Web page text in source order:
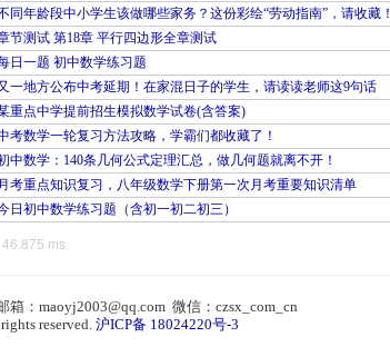
同年龄段中小学生该做哪些家务？这份彩绘“劳动指南”，请收藏！
节测试 第18章 平行四边形全章测试
日一题 初中数学练习题
一地方公布中考延期！在家混日子的学生，请读读老师这9句话
重点中学提前招生模拟数学试卷(含答案)
考数学一轮复习方法攻略，学霸们都收藏了！
中数学：140条几何公式定理汇总，做几何题就离不开！
月考重点知识复习，八年级数学下册第一次月考重要知识清单
日初中数学练习题（含初一初二初三）
ms
箱：maoyj2003@qq.com 微信：czsx_com_cn
reserved. 沪ICP备 18024220号-3